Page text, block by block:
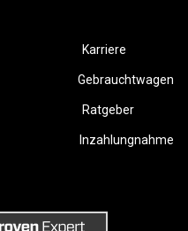
Karriere
Gebrauchtwagen
Ratgeber
Inzahlungnahme